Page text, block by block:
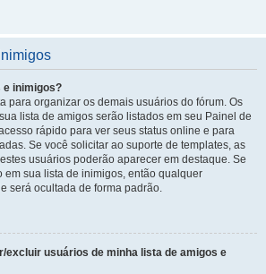
e inimigos?
para organizar os demais usuários do fórum. Os
lista de amigos serão listados em seu Painel de
rápido para ver seus status online e para
Se você solicitar ao suporte de templates, as
usuários poderão aparecer em destaque. Se
em sua lista de inimigos, então qualquer
será ocultada de forma padrão.
excluir usuários de minha lista de amigos e